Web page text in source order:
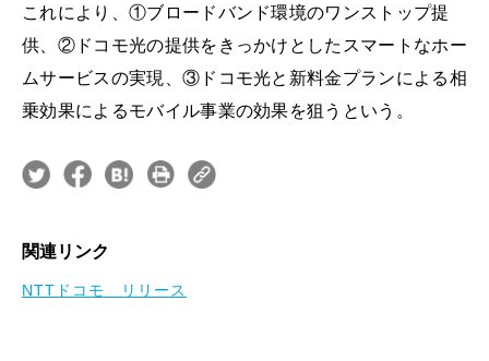
これにより、①ブロードバンド環境のワンストップ提
供、②ドコモ光の提供をきっかけとしたスマートなホー
ムサービスの実現、③ドコモ光と新料金プランによる相
乗効果によるモバイル事業の効果を狙うという。
関連リンク
NTTドコモ リリース